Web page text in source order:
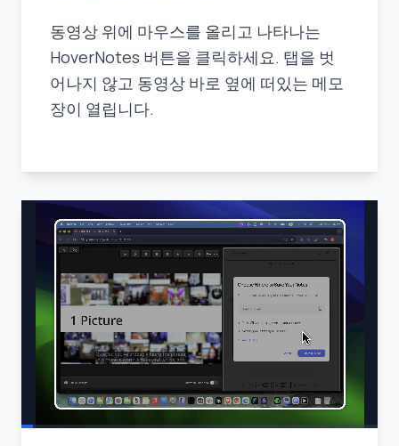
동영상 위에 마우스를 올리고 나타나는
HoverNotes 버튼을 클릭하세요. 탭을 벗
어나지 않고 동영상 바로 옆에 떠있는 메모
장이 열립니다.